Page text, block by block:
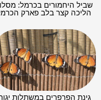
שביל היחמורים בכרמל:
הליכה קצר בלב פארק
גינת הפרפרים במשתלות